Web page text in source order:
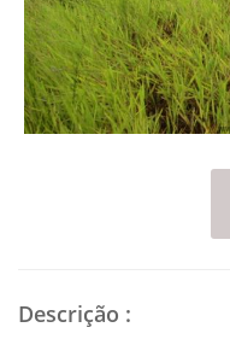
Descrição :